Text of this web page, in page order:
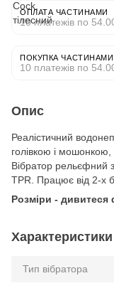
ОПЛАТА ЧАСТИНАМИ
10 платежів по
ПОКУПКА ЧАСТИНАМИ
10 платежів по
Опис
Реалістичний
голівкою і мошонкою,
Вібратор рельєфний
TPR. Працює від 2-х
Розміри - дивитеся
Характеристики
Тип вібратора